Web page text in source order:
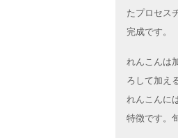
たプロセス
完成です。
れんこんは
ろして加え
れんこんに
特徴です。